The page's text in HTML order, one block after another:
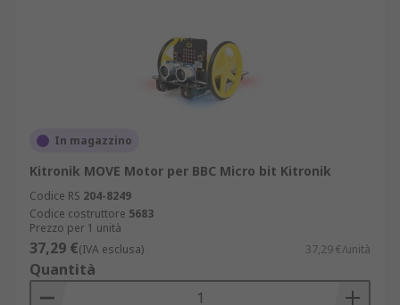
In magazzino
Kitronik MOVE Motor per BBC Micro bit Kitronik
Codice RS 204-8249
Codice costruttore 5683
Prezzo per 1 unità
37,29 €(IVA esclusa) 37,29 €/unità
Quantità